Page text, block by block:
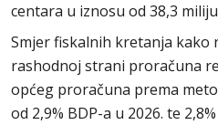
centara u iznosu od 38,3
Smjer fiskalnih kretanja kako
rashodnoj strani proračuna
općeg proračuna prema
od 2,9% BDP-a u 2026. te